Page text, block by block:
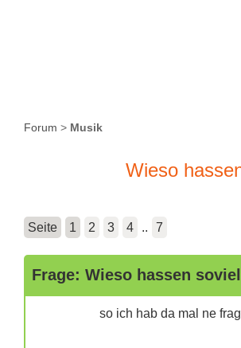
Forum > Musik
Wieso
Seite 1 2 3 4 .. 7
Frage: Wieso hassen
so ich hab da mal ne